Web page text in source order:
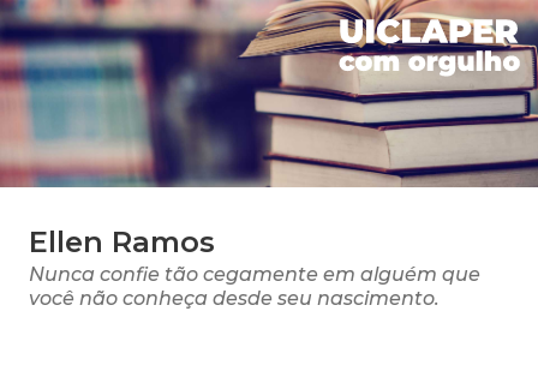
Ellen Ramos
Nunca confie tão cegamente em alguém que
você não conheça desde seu nascimento.